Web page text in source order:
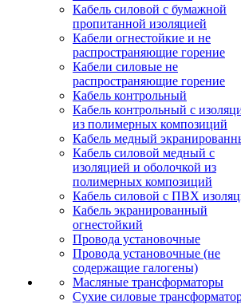
Кабель силовой с бумажной
пропитанной изоляцией
Кабели огнестойкие и не
распространяющие горение
Кабели силовые не
распространяющие горение
Кабель контрольный
Кабель контрольный с
из полимерных композиций
Кабель медный
Кабель силовой медный с
изоляцией и оболочкой из
полимерных композиций
Кабель силовой с ПВХ
Кабель экранированный
огнестойкий
Провода установочные
Провода установочные (не
содержащие галогены)
Масляные трансформаторы
Сухие силовые